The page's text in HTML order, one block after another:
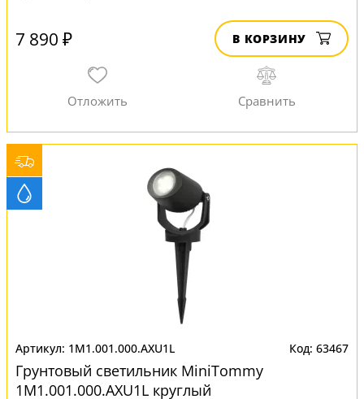
7 890 ₽ В КОРЗИНУ
1M1.001.000.AXU1L 63467
Грунтовый светильник MiniTommy
1M1.001.000.AXU1L круглый